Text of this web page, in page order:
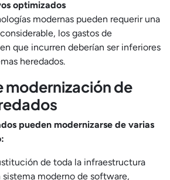
optimizados
modernas pueden requerir una
los gastos de
que incurren deberían ser inferiores
heredados.
modernización de
pueden modernizarse de varias
de toda la infraestructura
sistema moderno de software,